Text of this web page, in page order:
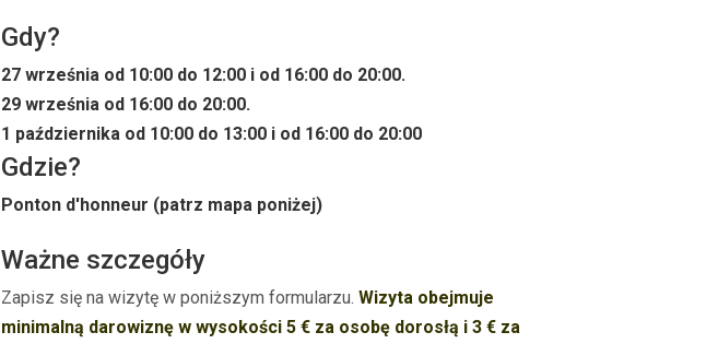
Gdy?
27 września od 10:00 do 12:00 i od 16:00 do 20:00.
29 września od 16:00 do 20:00.
1 października od 10:00 do 13:00 i od 16:00 do 20:00
Gdzie?
Ponton d'honneur (patrz mapa poniżej)
Ważne szczegóły
Zapisz się na wizytę w poniższym formularzu.Wizyta obejmuje
minimalną darowiznę w wysokości 5 € za osobę dorosłą i 3 € za